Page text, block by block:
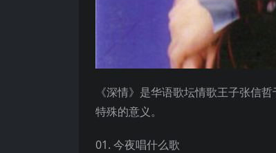
《深情》是华语歌坛情歌王子张信
特殊的意义。
01. 今夜唱什么歌